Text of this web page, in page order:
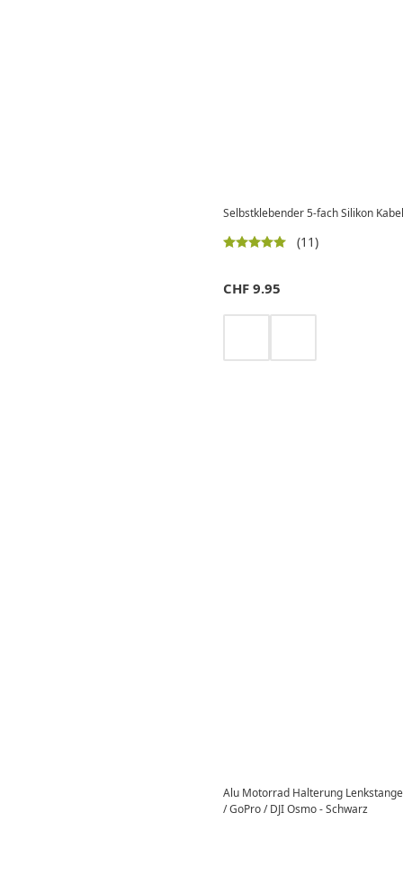
Selbstklebender 5-fach Silikon
(11)
CHF 9.95
Alu Motorrad Halterung
/ GoPro / DJI Osmo - Schwarz